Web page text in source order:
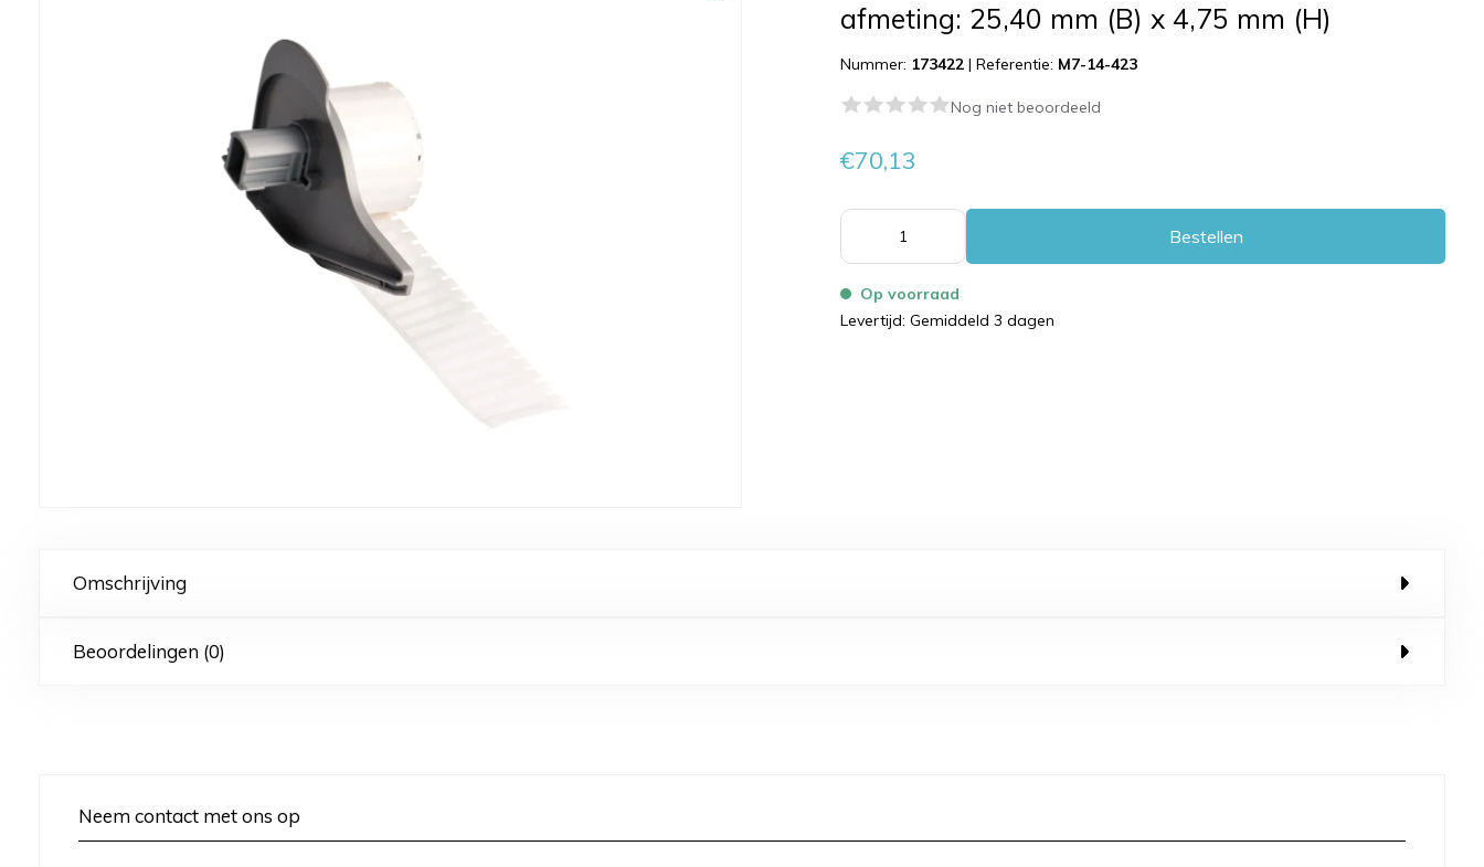
afmeting: 25,40 mm (B) x 4,75 mm (H)
Nummer: 173422 |Referentie: M7-14-423
Nog niet beoordeeld
€70,13
Bestellen
Op voorraad
Levertijd: Gemiddeld 3 dagen
Omschrijving
Beoordelingen (0)
Neem contact met ons op